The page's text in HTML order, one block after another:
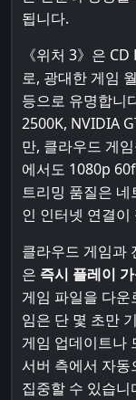
됩니다.
《위처 3》은
로, 광대한 게임
등으로 유명합니
2500K, NVIDIA
만, 클라우드 게
에서도 1080p
트리밍 품질은
인 인터넷 연결이
클라우드 게임과
은 즉시 플레이
게임 파일을 다
임은 단 몇 초만
게임 업데이트나
서버 측에서 자동
집중할 수 있습